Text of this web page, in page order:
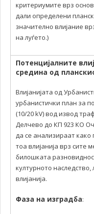
критериумите врз
дали определени
значително влијание
на луѓето.)
Потенцијалните
средина од
Влијанијата од
урбанистички план за
(10/20 kV) вод извод
Делчево до КП 923 КО
да се анализираат како
тоа влијанија врз сите
билошката
културното
влијанија.
Фаза на изградба: